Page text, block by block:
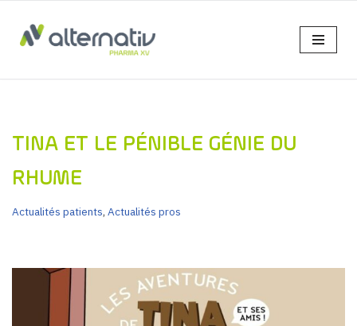
Aller
contenu
TINA ET LE PÉNIBLE GÉNIE DU
RHUME
Actualités patients, Actualités pros